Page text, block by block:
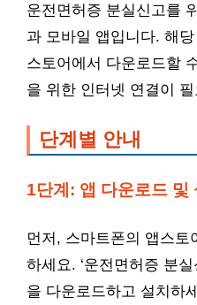
운전면허증 분실신고를
과 모바일 앱입니다. 해
스토어에서 다운로드할
을 위한 인터넷 연결이
단계별 안내
1단계: 앱 다운로드 및
먼저, 스마트폰의 앱스토
하세요. ‘운전면허증 분
을 다운로드하고 설치하